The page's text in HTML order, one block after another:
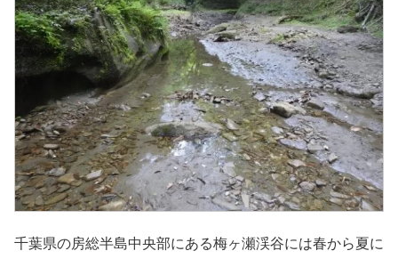
千葉県の房総半島中央部にある梅ヶ瀬渓谷には春から夏に